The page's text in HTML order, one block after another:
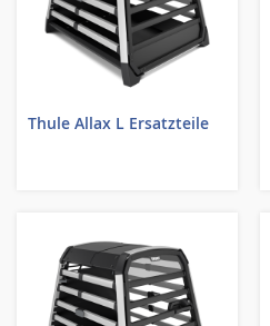
Thule Allax L Ersatzteile